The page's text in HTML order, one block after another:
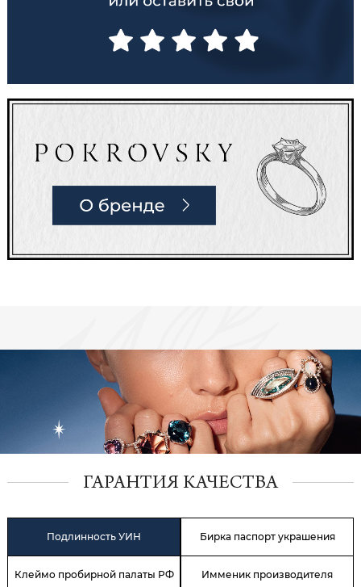
ГАРАНТИЯ КАЧЕСТВА
Подлинность УИН Бирка паспорт украшения
Клеймо пробирной палаты РФ Имменик производителя